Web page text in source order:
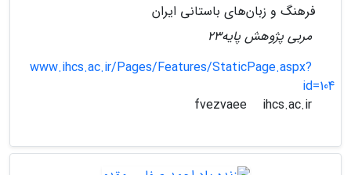
فرهنگ و زبان‌های باستانی ایران
مربی پژوهش پایه23
www.ihcs.ac.ir/Pages/Features/StaticPage.aspx?
id=104
ihcs.ac.ir